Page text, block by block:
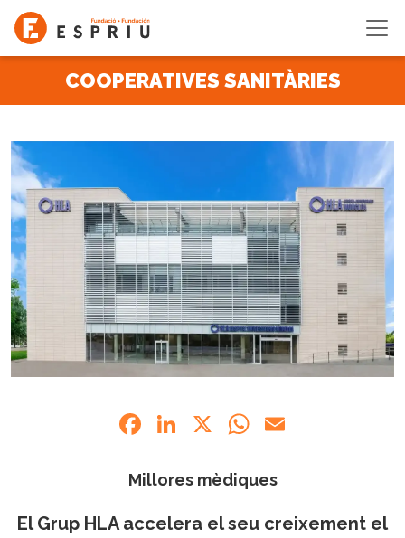
Vés al contingut
COOPERATIVES SANITÀRIES
Facebook
LinkedIn
X WhatsApp
Millores mèdiques
El Grup HLA accelera el seu creixement el